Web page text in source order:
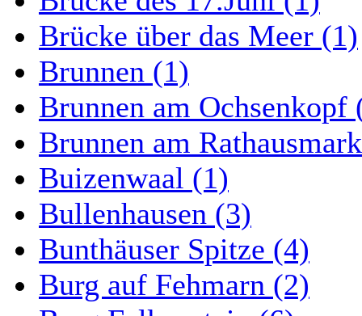
Brücke über das Meer (1)
Brunnen (1)
Brunnen am Ochsenkopf
Brunnen am
Buizenwaal (1)
Bullenhausen (3)
Bunthäuser Spitze (4)
Burg auf Fehmarn (2)